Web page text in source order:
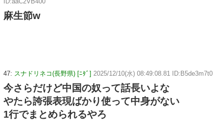
麻生節w
47: スナドリネコ(長野県) [ﾆﾀﾞ] 2025/12/10(水) 08:49:08.81 ID:B5de3m7t0
今さらだけど中国の奴って話長いよな
やたら誇張表現ばかり使って中身がない
1行でまとめられるやろ